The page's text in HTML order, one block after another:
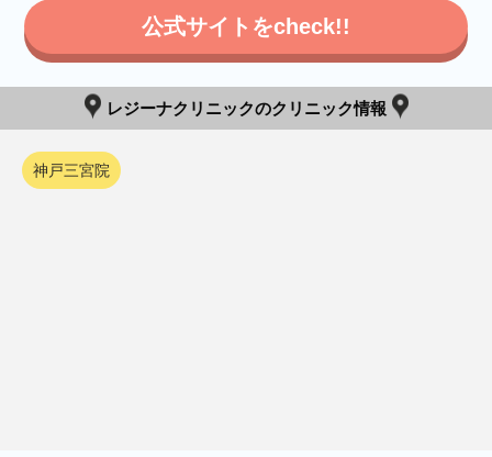
公式サイトをcheck!!
レジーナクリニックのクリニック情報
神戸三宮院